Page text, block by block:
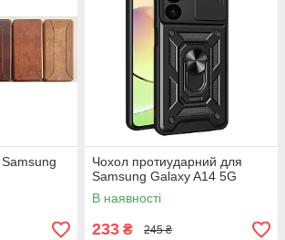
Чохол протиударний для
Samsung Galaxy A14 5G
В наявності
233 ₴ 245 ₴